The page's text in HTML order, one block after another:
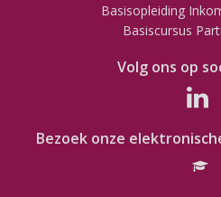
Basisopleiding
Basiscursus
Volg ons op
Bezoek onze